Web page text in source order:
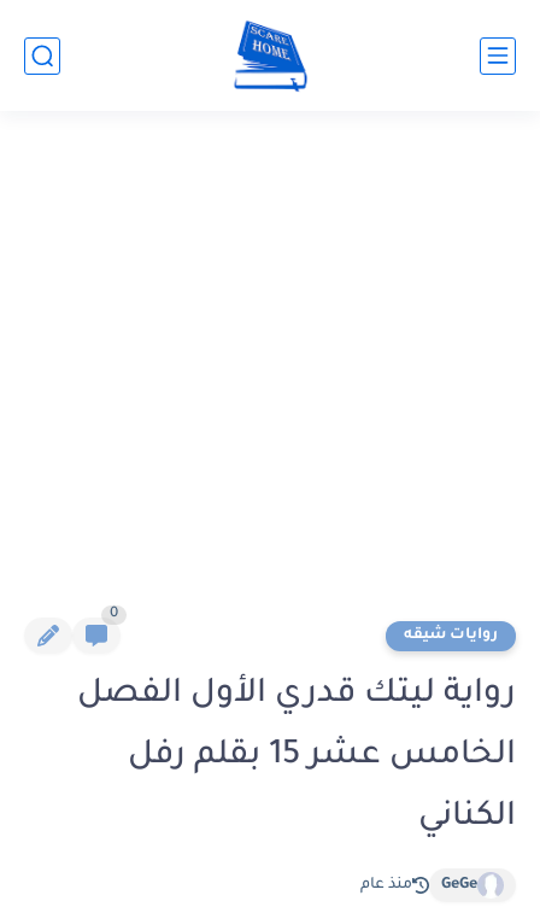
روايات شيقه
0
رواية ليتك قدري الأول الفصل
الخامس عشر 15 بقلم رفل
الكناني
GeGe منذ عام